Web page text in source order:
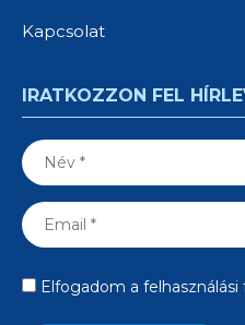
Kapcsolat
IRATKOZZON FEL
Elfogadom a